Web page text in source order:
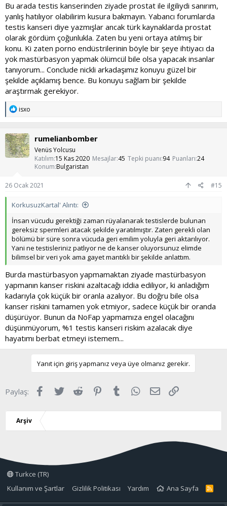
Bu arada testis kanserinden ziyade prostat ile ilgiliydi sanırım,
yanlış hatılıyor olabilirim kusura bakmayın. Yabancı forumlarda
testis kanseri diye yazmışlar ancak türk kaynaklarda prostat
olarak gördüm çoğunlukla. Zaten bu yeni ortaya atılmış bir
konu. Ki zaten porno endüstrilerinin böyle bir şeye ihtiyacı da
yok mastürbasyon yapmak ölümcül bile olsa yapacak insanlar
tanıyorum... Conclude nickli arkadaşımız konuyu güzel bir
şekilde açıklamış bence. Bu konuyu sağlam bir şekilde
araştırmak gerekiyor.
T
p
k
i
l
e
isxo
rumelianbomber
Venüs Yolcusu
Katılım 15 Kas 2020 Mesajlar 45 Tepki puanı 94 Puanları 24
Konum Bulgaristan
26 Ocak 2021 #15
KorkusuzKartal' Alıntı:
İnsan vücudu gerektiği zaman rüyalanarak testislerde bulunan
gereksiz spermleri atacak şekilde yaratılmıştır. Zaten gerekli olan
bölümü bir süre sonra vücuda geri emilim yoluyla geri aktarılıyor.
Yani ne testisleriniz patlıyor ne de kanser oluyorsunuz elimde
bilimsel bir veri yok ama gayet mantıklı bir şekilde anlattım.
Burda mastürbasyon yapmamaktan ziyade mastürbasyon
yapmanın kanser riskini azaltacağı iddia ediliyor, ki anladığım
kadarıyla çok küçük bir oranla azalıyor. Bu doğru bile olsa
kanser riskini tamamen yok etmiyor, sadece küçük bir oranda
düşürüyor. Bunun da NoFap yapmamıza engel olacağını
düşünmüyorum, %1 testis kanseri riskim azalacak diye
hayatımı berbat etmeyi istemem...
Yanıt için giriş yapmanız veya üye olmanız gerekir.
Paylaş: Facebook
Twitter Reddit Pinterest
Tumblr WhatsApp
E-posta
Arşiv
Turkce (TR)
Kullanım ve Şartlar
Gizlilik Politikası Yardım Ana Sayfa
R
S